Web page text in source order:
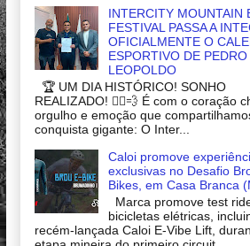
INTERCITY MOUNTAIN
FESTIVAL PASSA A
OFICIALMENTE O
ESPORTIVO DE PEDRO
LEOPOLDO
🏆 UM DIA HISTÓRICO! SONHO
REALIZADO! 🚴‍♂️💨 É com o coração
orgulho e emoção que
conquista gigante: O Inter...
Caloi promove
exclusivas no Desafio
Bikes, em Casa Branca
Marca promove test
bicicletas elétricas,
recém-lançada Caloi E-Vibe Lift,